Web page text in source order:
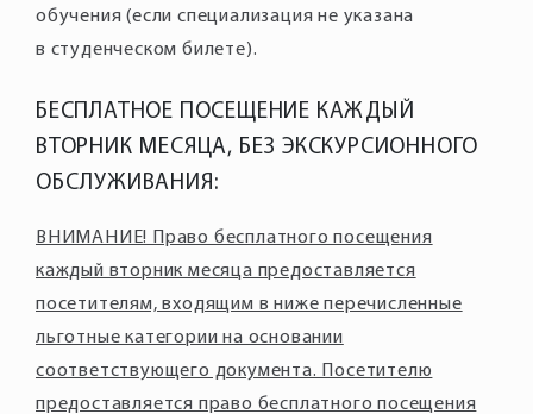
обучения (если специализация не указана
в студенческом билете).
БЕСПЛАТНОЕ ПОСЕЩЕНИЕ КАЖДЫЙ
ВТОРНИК МЕСЯЦА, БЕЗ ЭКСКУРСИОННОГО
ОБСЛУЖИВАНИЯ:
ВНИМАНИЕ! Право бесплатного посещения
каждый вторник месяца предоставляется
посетителям, входящим в ниже перечисленные
льготные категории на основании
соответствующего документа. Посетителю
предоставляется право бесплатного посещения